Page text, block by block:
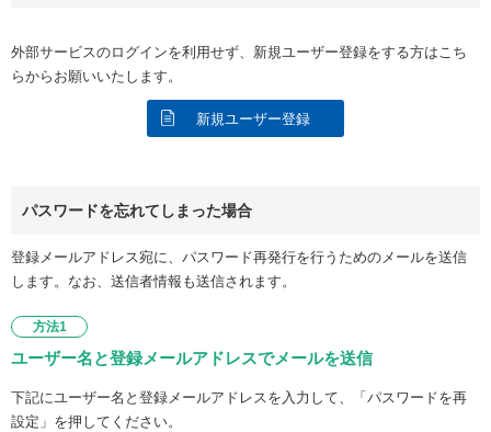
外部サービスのログインを利用せず、新規ユーザー登録をする方はこち
らからお願いいたします。
新規ユーザー登録
パスワードを忘れてしまった場合
登録メールアドレス宛に、パスワード再発行を行うためのメールを送信
します。なお、送信者情報も送信されます。
方法1
ユーザー名と登録メールアドレスでメールを送信
下記にユーザー名と登録メールアドレスを入力して、「パスワードを再
設定」を押してください。